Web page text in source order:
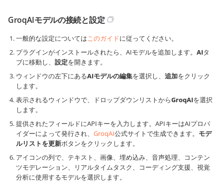
GroqAIモデルの接続と設定
一般的な設定についてはこのガイドに従ってください。
プラグインがインストールされたら、AIモデルを追加します。 AIタ
ブに移動し、 設定を開きます。
ウィンドウの左下にあるAIモデルの編集を選択し、 追加をクリック
します。
表示されるウィンドウで、ドロップダウンリストからGroqAIを選択
します。
提供されたフィールドにAPIキーを入力します。APIキーはAIプロバ
イダーによって発行され、 GroqAI公式サイトで生成できます。 モデ
ルリストを更新ボタンをクリックします。
アイコンの列で、テキスト、画像、埋め込み、音声処理、コンテン
ツモデレーション、リアルタイムタスク、コーディング支援、視覚
分析に使用するモデルを選択します。